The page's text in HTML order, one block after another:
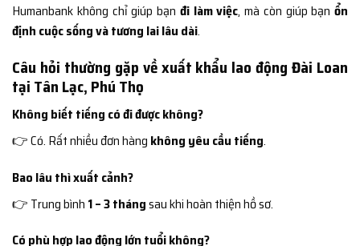
Humanbank không chỉ giúp bạn đi làm việc, mà còn giúp bạn ổn
định cuộc sống và tương lai lâu dài.
Câu hỏi thường gặp về xuất khẩu lao động Đài Loan
tại Tân Lạc, Phú Thọ
Không biết tiếng có đi được không?
👉 Có. Rất nhiều đơn hàng không yêu cầu tiếng.
Bao lâu thì xuất cảnh?
👉 Trung bình 1 – 3 thángsau khi hoàn thiện hồ sơ.
Có phù hợp lao động lớn tuổi không?